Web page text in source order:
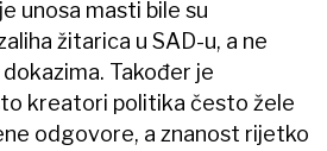
unosa masti bile su
žitarica u SAD-u, a ne
Također je
kreatori politika često žele
odgovore, a znanost rijetko